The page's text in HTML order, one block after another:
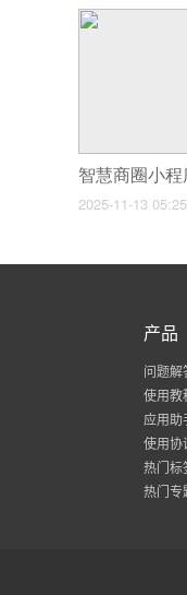
2025-11-13
产品
问题解
使用教
应用助
使用协
热门标
热门专